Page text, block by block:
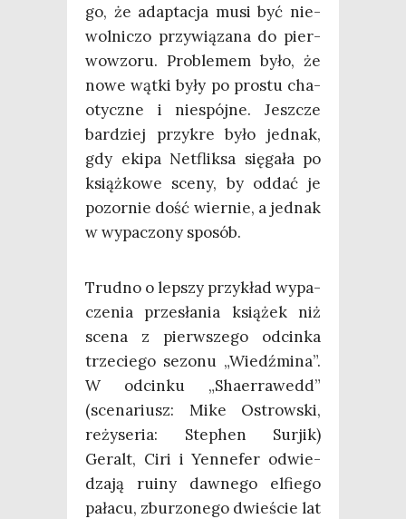
go, że adap­ta­cja musi być nie­
wol­ni­czo przy­wią­za­na do pier­
wo­wzo­ru. Pro­ble­mem było, że
nowe wąt­ki były po pro­stu cha­
otycz­ne i nie­spój­ne. Jesz­cze
bar­dziej przy­kre było jed­nak,
gdy eki­pa Net­flik­sa się­ga­ła po
książ­ko­we sce­ny, by oddać je
pozor­nie dość wier­nie, a jed­nak
w wypa­czo­ny sposób.
Trud­no o lep­szy przy­kład wypa­
cze­nia prze­sła­nia ksią­żek niż
sce­na z pierw­sze­go odcin­ka
trze­cie­go sezo­nu „Wiedź­mi­na”.
W odcin­ku „Sha­er­ra­wedd”
(sce­na­riusz: Mike Ostrow­ski,
reży­se­ria: Ste­phen Sur­jik)
Geralt, Ciri i Yen­ne­fer odwie­
dza­ją ruiny daw­ne­go elfie­go
pała­cu, zbu­rzo­ne­go dwie­ście lat